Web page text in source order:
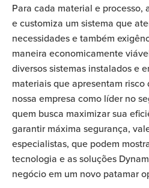
Para cada material e processo,
e customiza um sistema que
necessidades e também
maneira economicamente
diversos sistemas instalados e
materiais que apresentam
nossa empresa como líder no
quem busca maximizar sua
garantir máxima segurança,
especialistas, que podem
tecnologia e as soluções
negócio em um novo patamar